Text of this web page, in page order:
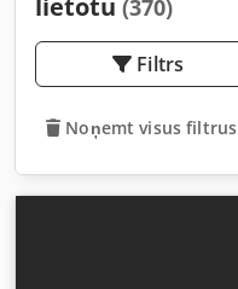
lietotu (370)
Filtrs
Noņemt visus filtrus